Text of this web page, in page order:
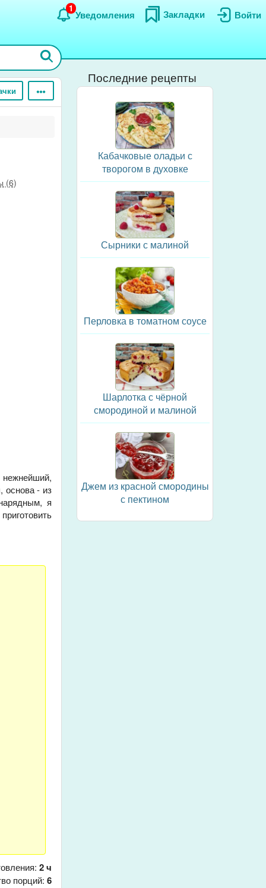
Войти
Закладки
Уведомления
1
(6)
основа - из
я
2 ч
порций: 6
Последние рецепты
Кабачковые оладьи с
творогом в духовке
Сырники с малиной
Перловка в томатном соусе
Шарлотка с чёрной
смородиной и малиной
Джем из красной смородины
с пектином